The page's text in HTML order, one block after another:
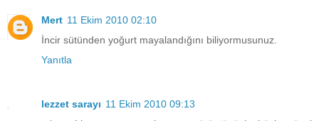
Mert 11 Ekim 2010 02:10
İncir sütünden yoğurt mayalandığını biliyormusunuz.
Yanıtla
lezzet sarayı 11 Ekim 2010 09:13